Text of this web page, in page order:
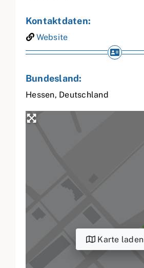
Kontaktdaten:
Website
Bundesland:
Hessen, Deutschland
Karte laden